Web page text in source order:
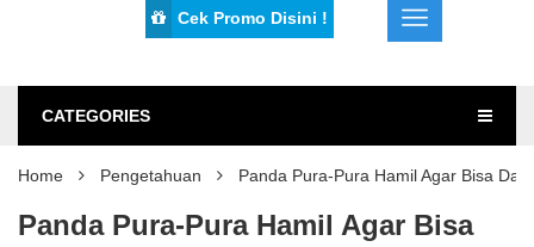
Cek Promo Disini !
CATEGORIES
Home Pengetahuan Panda Pura-Pura Hamil Agar Bisa
Panda Pura-Pura Hamil Agar Bisa